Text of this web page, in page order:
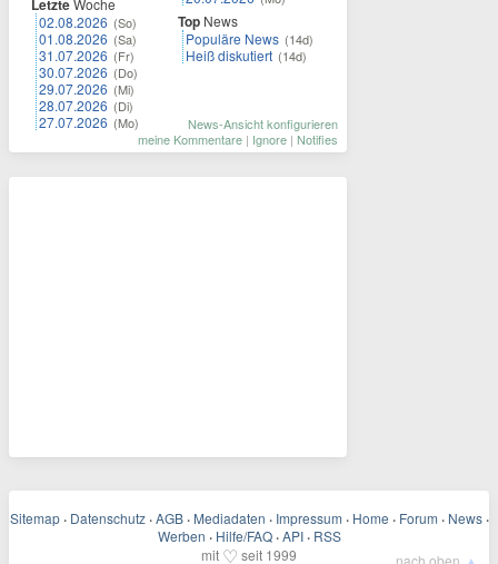
LetzteWoche
02.08.2026 (So)
01.08.2026 (Sa)
31.07.2026 (Fr)
30.07.2026 (Do)
29.07.2026 (Mi)
28.07.2026 (Di)
27.07.2026 (Mo)
Top News
Populäre News (14d)
Heiß diskutiert (14d)
News-Ansicht konfigurieren
meine Kommentare | Ignore | Notifies
Sitemap · Datenschutz · AGB · Mediadaten · Impressum · Home · Forum · News ·
Werben · Hilfe/FAQ · API · RSS
mit ♡ seit 1999